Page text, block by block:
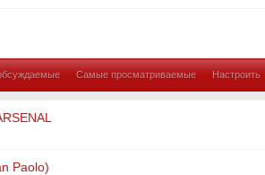
Самые просматриваемые Настроить
Paolo)